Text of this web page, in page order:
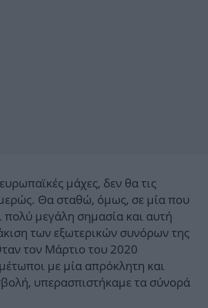
μάχες, δεν θα τις
Θα σταθώ, όμως, σε μία που
πολύ μεγάλη σημασία και αυτή
των εξωτερικών συνόρων της
τον Μάρτιο του 2020
με μία απρόκλητη και
υπερασπιστήκαμε τα σύνορά